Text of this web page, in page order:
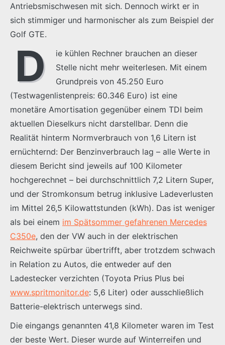
Antriebsmischwesen mit sich. Dennoch wirkt er in
sich stimmiger und harmonischer als zum Beispiel der
Golf GTE.
D
ie kühlen Rechner brauchen an dieser
Stelle nicht mehr weiterlesen. Mit einem
Grundpreis von 45.250 Euro
(Testwagenlistenpreis: 60.346 Euro) ist eine
monetäre Amortisation gegenüber einem TDI beim
aktuellen Dieselkurs nicht darstellbar. Denn die
Realität hinterm Normverbrauch von 1,6 Litern ist
ernüchternd: Der Benzinverbrauch lag – alle Werte in
diesem Bericht sind jeweils auf 100 Kilometer
hochgerechnet – bei durchschnittlich 7,2 Litern Super,
und der Stromkonsum betrug inklusive Ladeverlusten
im Mittel 26,5 Kilowattstunden (kWh). Das ist weniger
als bei einem im Spätsommer gefahrenen Mercedes
C350e, den der VW auch in der elektrischen
Reichweite spürbar übertrifft, aber trotzdem schwach
in Relation zu Autos, die entweder auf den
Ladestecker verzichten (Toyota Prius Plus bei
www.spritmonitor.de: 5,6 Liter) oder ausschließlich
Batterie-elektrisch unterwegs sind.
Die eingangs genannten 41,8 Kilometer waren im Test
der beste Wert. Dieser wurde auf Winterreifen und